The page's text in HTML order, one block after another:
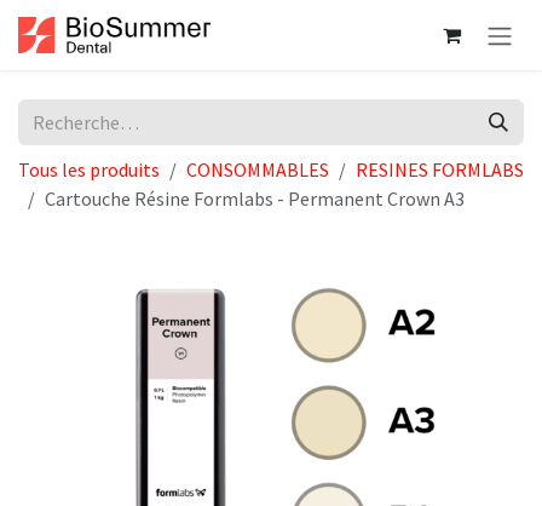
Se rendre au contenu
Tous les produits CONSOMMABLES
RESINES FORMLABS
Cartouche Résine Formlabs - Permanent Crown A3